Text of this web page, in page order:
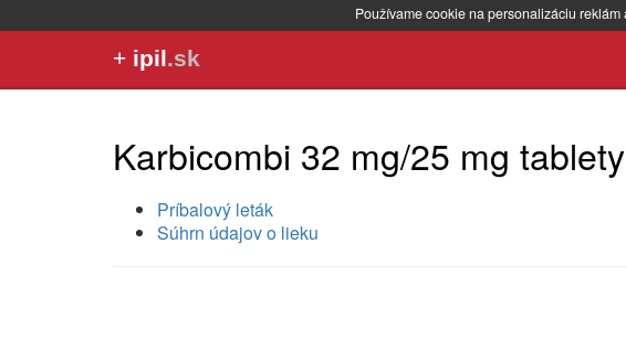
Používame cookie na personalizáciu
+ ipil.sk
Karbicombi 32 mg/25 mg tablety
Príbalový leták
Súhrn údajov o lieku